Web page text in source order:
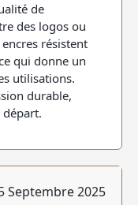
de
des logos ou
résistent
qui donne un
utilisations.
durable,
départ.
Septembre 2025